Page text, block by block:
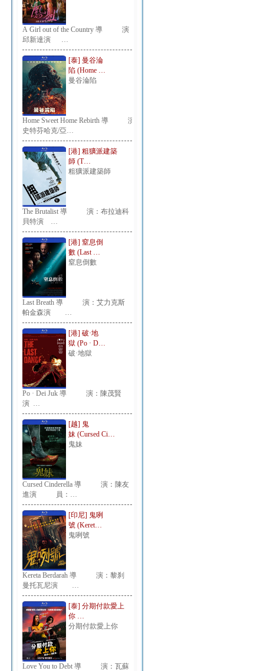
A Girl out of the Country 導 演：
邱新達演 …
[泰] 曼谷淪
陷 (Home …
曼谷淪陷
Home Sweet Home Rebirth 導 演：
史特芬哈克/亞…
[港] 粗獷派建築
師 (T…
粗獷派建築師
The Brutalist 導 演：布拉迪科
貝特演 …
[港] 窒息倒
數 (Last …
窒息倒數
Last Breath 導 演：艾力克斯
帕金森演 …
[港] 破·地
獄 (Po · D…
破·地獄
Po · Dei Juk 導 演：陳茂賢
演 …
[越] 鬼
妹 (Cursed Ci…
鬼妹
Cursed Cinderella 導 演：陳友
進演 員：…
[印尼] 鬼咧
號 (Keret…
鬼咧號
Kereta Berdarah 導 演：黎刹
曼托瓦尼演 …
[泰] 分期付款愛上
你 …
分期付款愛上你
Love You to Debt 導 演：瓦蘇